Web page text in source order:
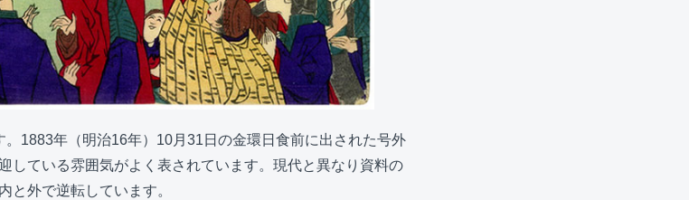
。1883年（明治16年）10月31日の金環日食前に出された号外
している雰囲気がよく表されています。現代と異なり資料の
と外で逆転しています。